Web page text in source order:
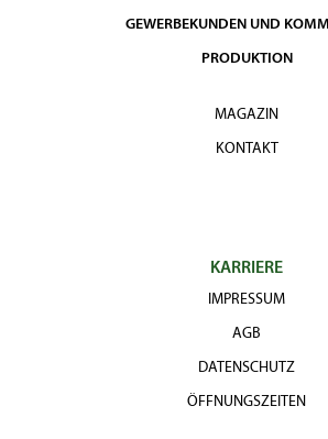
GEWERBEKUNDEN UND
PRODUKTION
MAGAZIN
KONTAKT
KARRIERE
IMPRESSUM
AGB
DATENSCHUTZ
ÖFFNUNGSZEITEN